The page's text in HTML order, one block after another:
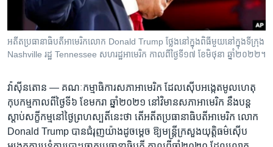
ទៅ​
កាន់​
ទំព័រ​
រក
បណ្តាញ​សង្គម
អតីត​ប្រធានាធិបតី​អាមេរិក​លោក Donald Trump ថ្លែង​នៅ​ក្នុង​ពិធី​មួយ​នៅ​ក្នុង​ទី​ក្រុង
Nashville រដ្ឋ Tennessee សហរដ្ឋ​អាមេរិក​ កាល​ពី​ថ្ងៃ​ទី​១៧ ខែ​មិថុនា ឆ្នាំ​២០២២។
វ៉ាស៊ីនតោន — គណៈកម្មាធិការ​សភា​អាមេរិក​ ដែល​ស៊ើប​អង្កេត​មូលហេតុ​
កុបកម្ម​កាល​ពី​ថ្ងៃ​ទី៦ ខែ​មករា​ ឆ្នាំ​២០២១​ នៅ​វិមាន​សភា​អាមេរិក​ នឹង​បន្ត​
ស្តាប់​សក្ខីកម្ម​នៅ​ថ្ងៃ​ព្រហស្បតិ៍​នេះ​ថា ​តើ​អតីត​ប្រធានាធិបតី​អាមេរិក​ លោក​
Donald Trump បាន​ជំរុញ​យ៉ាង​ដូច​ម្តេច​ ឱ្យ​មន្ត្រី​ក្រសួង​យុត្តិធម៌​ស៊ើប​